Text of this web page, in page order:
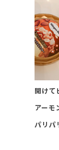
開けて
アーモ
パリパ